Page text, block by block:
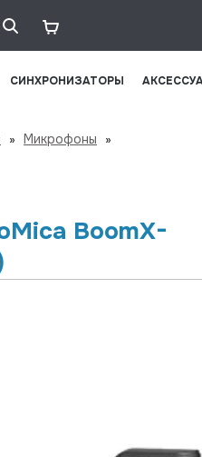
СИНХРОНИЗАТОРЫ
» Микрофоны »
BoomX-